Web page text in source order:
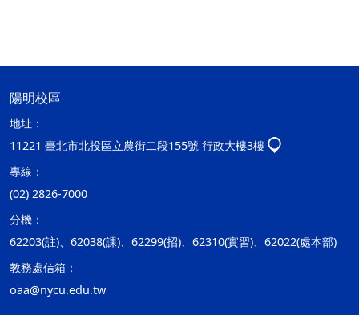
陽明校區
地址：
11221 臺北市北投區立農街二段155號 行政大樓3樓
專線：
(02) 2826-7000
分機：
62203(註)、62038(課)、62299(招)、62310(實習)、62022(處本部)
教務處信箱：
oaa@nycu.edu.tw